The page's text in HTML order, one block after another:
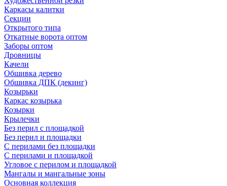
Каркасы калитки
Секции
Открытого типа
Откатные ворота оптом
Заборы оптом
Дровницы
Качели
Обшивка дерево
Обшивка ДПК (декинг)
Козырьки
Каркас козырька
Козырки
Крылечки
Без перил с площадкой
Без перил и площадки
С перилами без площадки
С перилами и площадкой
Угловое с перилом и площадкой
Мангалы и мангальные зоны
Основная коллекция